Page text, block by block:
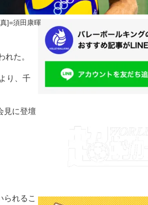
]=須田康暉
た。
り、千
見に登壇
れるこ